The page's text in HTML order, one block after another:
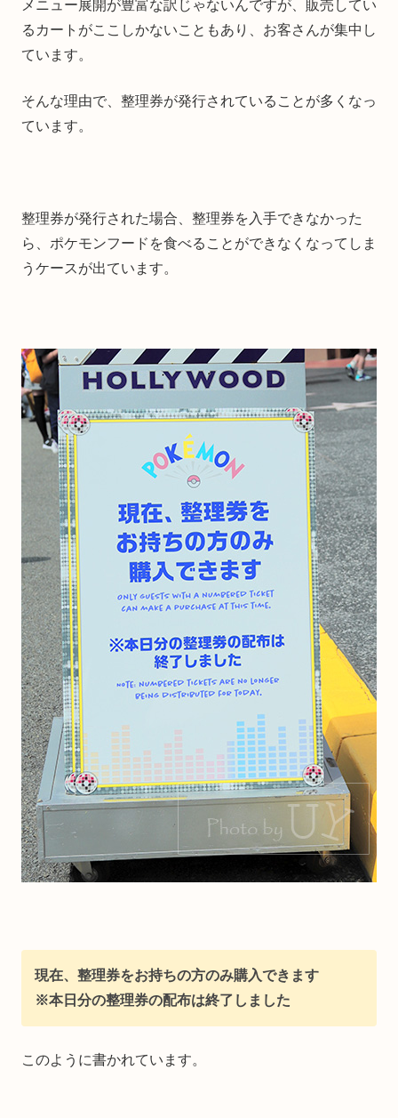
メニュー展開が豊富な訳じゃないんですが、販売してい
るカートがここしかないこともあり、お客さんが集中し
ています。
そんな理由で、整理券が発行されていることが多くなっ
ています。
整理券が発行された場合、整理券を入手できなかった
ら、ポケモンフードを食べることができなくなってしま
うケースが出ています。
現在、整理券をお持ちの方のみ購入できます
※本日分の整理券の配布は終了しました
このように書かれています。